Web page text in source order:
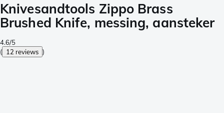
Knivesandtools Zippo Brass
Brushed Knife, messing, aansteker
4.6/5
( 12 reviews )